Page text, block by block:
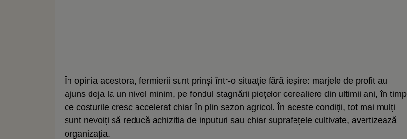
În opinia acestora, fermierii sunt prinși într-o situație fără ieșire: marjele de profit au
ajuns deja la un nivel minim, pe fondul stagnării piețelor cerealiere din ultimii ani, în timp
ce costurile cresc accelerat chiar în plin sezon agricol. În aceste condiții, tot mai mulți
sunt nevoiți să reducă achiziția de inputuri sau chiar suprafețele cultivate, avertizează
organizația.